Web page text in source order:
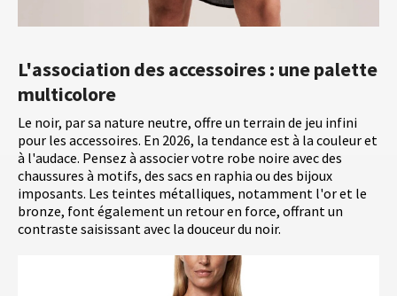
L'association des accessoires : une palette
multicolore
Le noir, par sa nature neutre, offre un terrain de jeu infini
pour les accessoires. En 2026, la tendance est à la couleur et
à l'audace. Pensez à associer votre robe noire avec des
chaussures à motifs, des sacs en raphia ou des bijoux
imposants. Les teintes métalliques, notamment l'or et le
bronze, font également un retour en force, offrant un
contraste saisissant avec la douceur du noir.